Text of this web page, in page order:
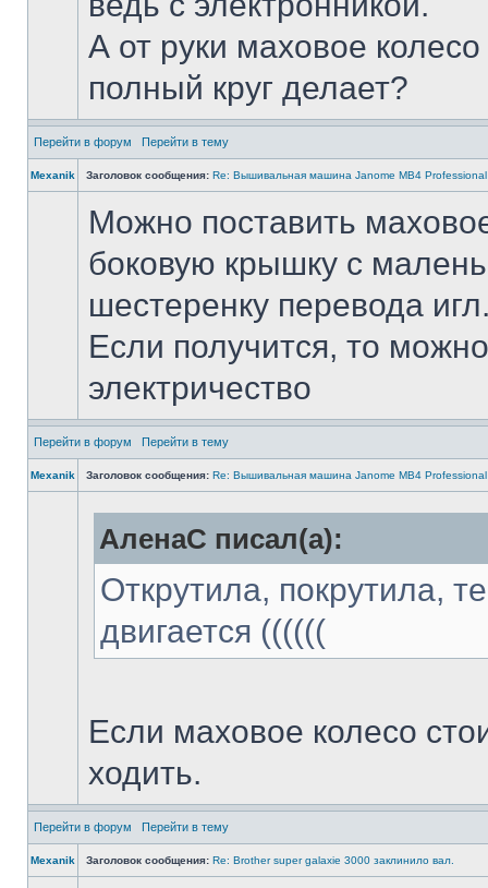
А от руки маховое
полный круг делает?
Перейти в форум Перейти в тему
Mexanik Заголовок сообщения: Re: Вышивальная машина Janome MB4 Professional
Можно поставить
боковую крышку с
шестеренку перевода
Если получится, то
электричество
Перейти в форум Перейти в тему
Mexanik Заголовок сообщения: Re: Вышивальная машина Janome MB4 Professional
АленаС писал(а):
Открутила, покрутила,
двигается ((((((
Если маховое колесо
ходить.
Перейти в форум Перейти в тему
Mexanik Заголовок сообщения: Re: Brother super galaxie 3000 заклинило вал.